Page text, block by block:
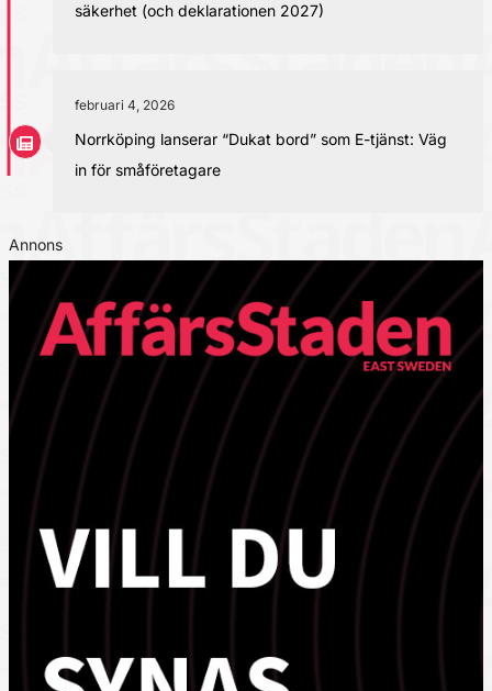
säkerhet (och deklarationen 2027)
februari 4, 2026
Norrköping lanserar “Dukat bord” som E-tjänst: Väg
in för småföretagare
Annons